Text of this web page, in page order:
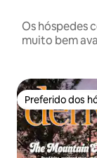
Os hóspedes
muito bem
Preferido dos
Preferido dos